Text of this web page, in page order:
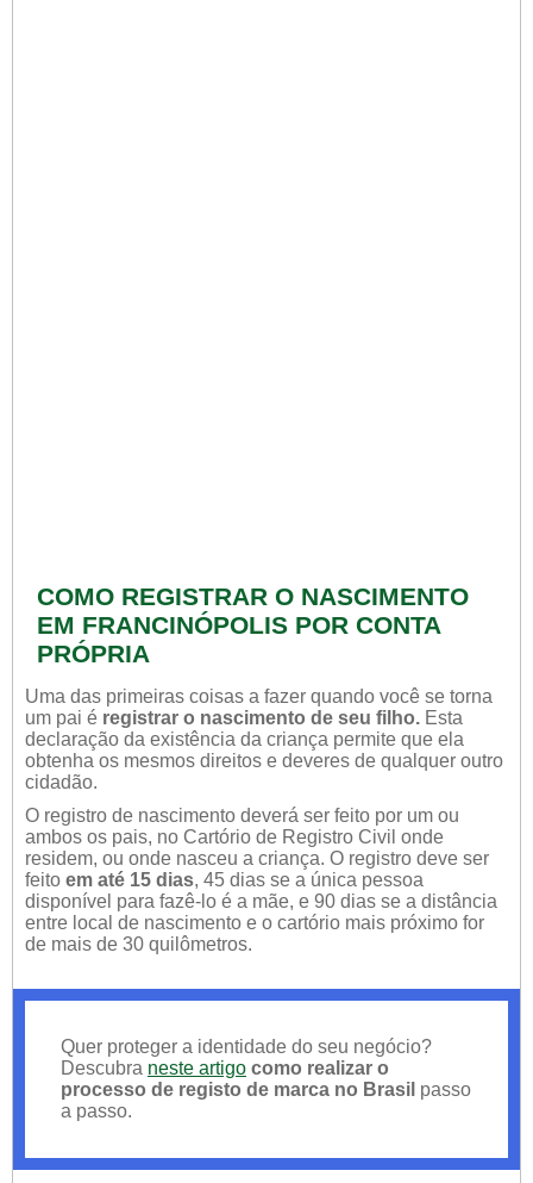
COMO REGISTRAR O NASCIMENTO
EM FRANCINÓPOLIS POR CONTA
PRÓPRIA
Uma das primeiras coisas a fazer quando você se torna
um pai é registrar o nascimento de seu filho. Esta
declaração da existência da criança permite que ela
obtenha os mesmos direitos e deveres de qualquer outro
cidadão.
O registro de nascimento deverá ser feito por um ou
ambos os pais, no Cartório de Registro Civil onde
residem, ou onde nasceu a criança. O registro deve ser
feito em até 15 dias, 45 dias se a única pessoa
disponível para fazê-lo é a mãe, e 90 dias se a distância
entre local de nascimento e o cartório mais próximo for
de mais de 30 quilômetros.
Quer proteger a identidade do seu negócio?
Descubra neste artigo como realizar o
processo de registo de marca no Brasil passo
a passo.